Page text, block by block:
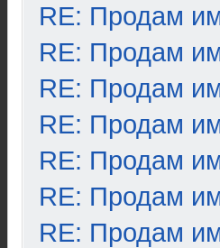
RE: Продам
RE: Продам
RE: Продам
RE: Продам
RE: Продам
RE: Продам
RE: Продам